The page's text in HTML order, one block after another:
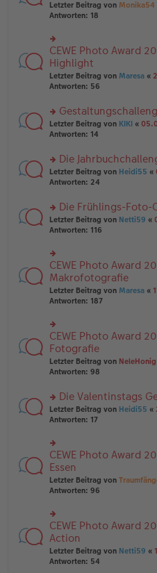
g
er
B
a
g
el
es
n
er
B
ei
tr
a
te
r
g
el
es
e
n
ei
tr
a
Letzter Beitrag von Monika54
Antworten: 18
rs
te
r
u
n
el
es
e
B
ei
tr
g
CEWE Photo Award
Highlight
Letzter Beitrag von Maresa «
Antworten: 56
rs
te
n
g
el
e
n
er
tr
a
g
Letzter Beitrag von KIKI «
Antworten: 14
rs
te
n
g
el
e
n
er
B
ei
tr
g
Die
Letzter Beitrag von Heidi55 «
Antworten: 24
rs
te
u
n
g
el
es
e
er
B
ei
tr
a
g
Die Frühlings-Foto-
Letzter Beitrag von Netti59 «
Antworten: 116
rs
te
r
u
n
el
es
e
n
er
tr
a
g
CEWE Photo Award
Makrofotografie
Letzter Beitrag von Maresa «
Antworten: 187
rs
te
r
u
n
el
es
e
er
B
ei
tr
a
g
CEWE Photo Award
Fotografie
Letzter Beitrag von NeleHonig
Antworten: 98
rs
te
u
n
g
el
es
e
er
B
ei
tr
a
g
Die Valentinstags
Letzter Beitrag von Heidi55 «
Antworten: 17
rs
te
r
u
n
el
es
e
n
er
CEWE Photo Award
Essen
Letzter Beitrag von
Antworten: 96
rs
te
r
u
n
CEWE Photo Award
Action
Letzter Beitrag von Netti59 «
Antworten: 54